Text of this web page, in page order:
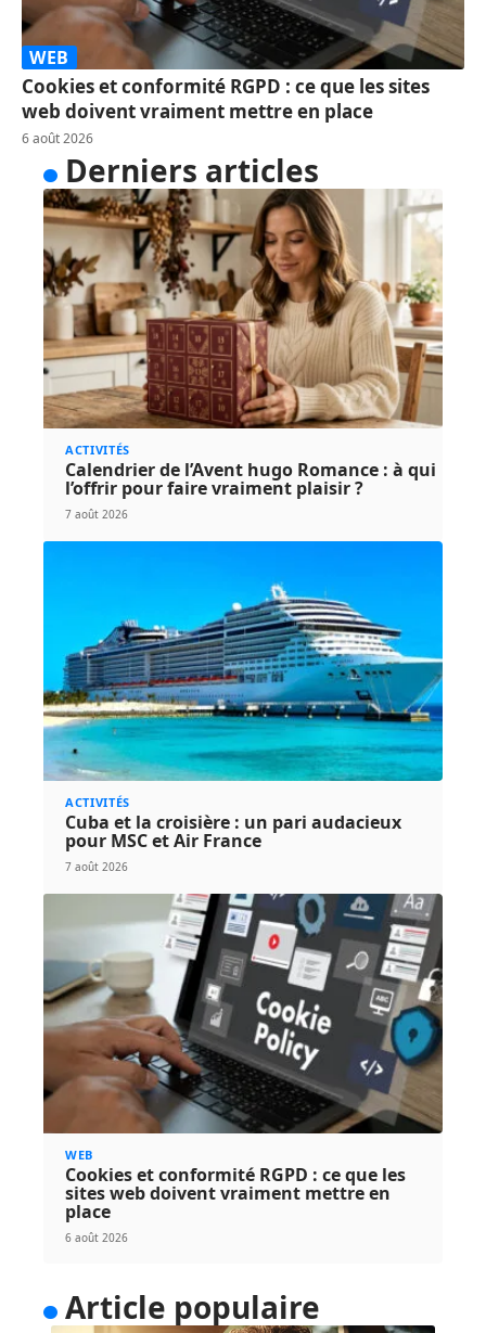
WEB
Cookies et conformité RGPD : ce que les sites
web doivent vraiment mettre en place
6 août 2026
Derniers articles
ACTIVITÉS
Calendrier de l’Avent hugo Romance : à qui
l’offrir pour faire vraiment plaisir ?
7 août 2026
ACTIVITÉS
Cuba et la croisière : un pari audacieux
pour MSC et Air France
7 août 2026
WEB
Cookies et conformité RGPD : ce que les
sites web doivent vraiment mettre en
place
6 août 2026
Article populaire